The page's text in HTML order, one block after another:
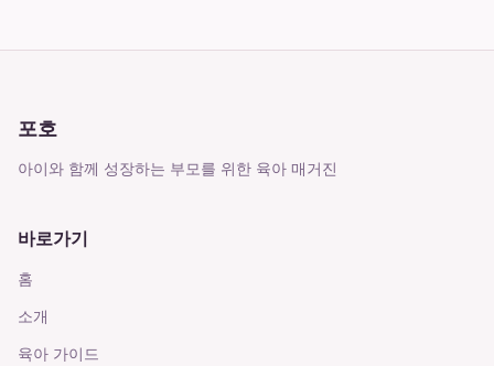
포호
아이와 함께 성장하는 부모를 위한 육아 매거진
바로가기
홈
소개
육아 가이드